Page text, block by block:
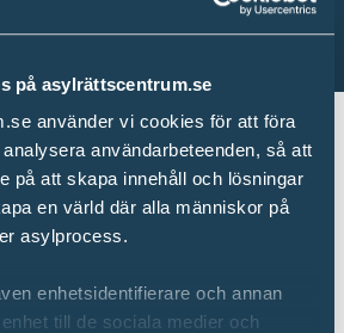
på asylrättscentrum.se
använder vi cookies för att föra
användarbeteenden, så att
på att skapa innehåll och lösningar
en värld där alla människor på
asylprocess.
enhetsidentifierare och annan
till de sociala medier och
ömmande
eller subsidiärt skyddsbehövande